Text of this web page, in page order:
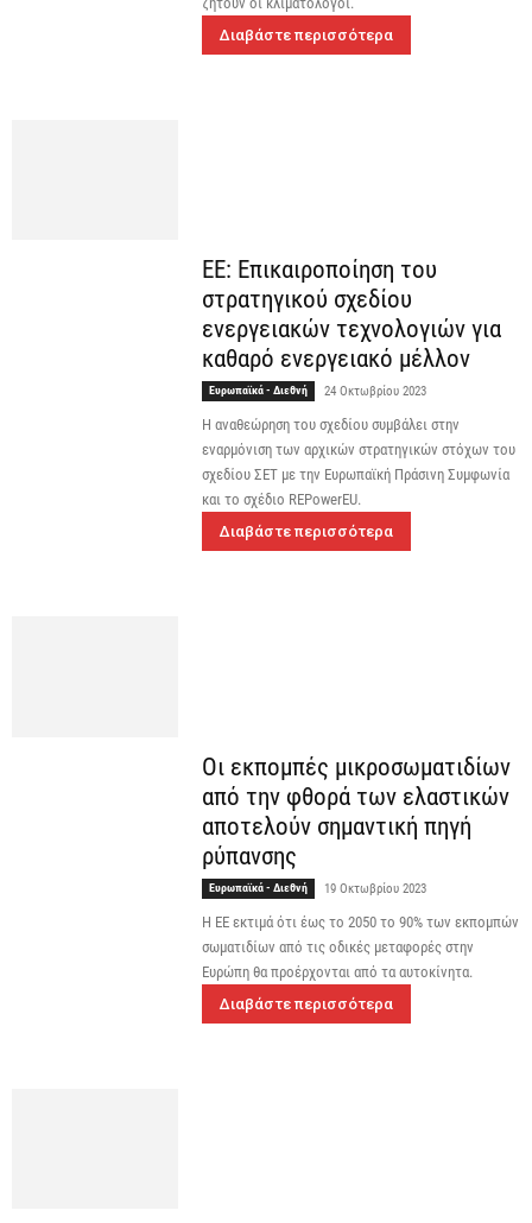
Διαβάστε περισσότερα
ΕΕ: Επικαιροποίηση του
στρατηγικού σχεδίου
ενεργειακών τεχνολογιών για
καθαρό ενεργειακό μέλλον
Ευρωπαϊκά - Διεθνή 24 Οκτωβρίου 2023
Η αναθεώρηση του σχεδίου συμβάλει στην
εναρμόνιση των αρχικών στρατηγικών στόχων του
σχεδίου ΣΕΤ με την Ευρωπαϊκή Πράσινη Συμφωνία
και το σχέδιο REPowerEU.
Διαβάστε περισσότερα
Οι εκπομπές μικροσωματιδίων
από την φθορά των ελαστικών
αποτελούν σημαντική πηγή
ρύπανσης
Ευρωπαϊκά - Διεθνή 19 Οκτωβρίου 2023
Η ΕΕ εκτιμά ότι έως το 2050 το 90% των εκπομπών
σωματιδίων από τις οδικές μεταφορές στην
Ευρώπη θα προέρχονται από τα αυτοκίνητα.
Διαβάστε περισσότερα